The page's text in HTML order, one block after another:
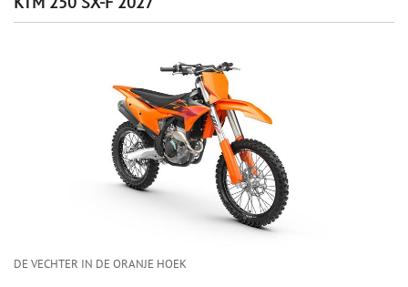
DE VECHTER IN DE ORANJE HOEK